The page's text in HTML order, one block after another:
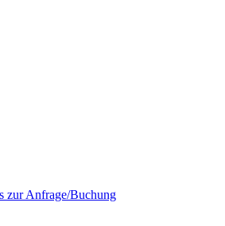
zur Anfrage/Buchung